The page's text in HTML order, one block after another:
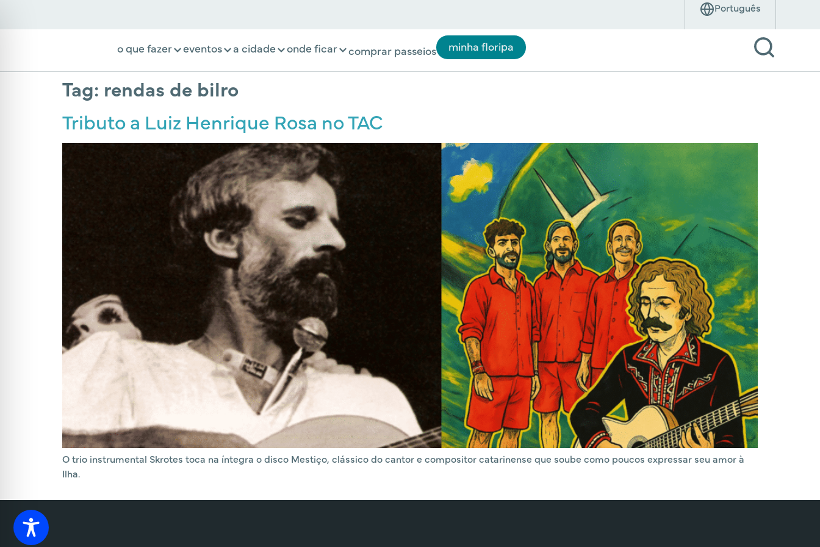
o que fazer eventos a cidade onde ficar comprar passeios minha floripa
Tag: rendas de bilro
Tributo a Luiz Henrique Rosa no TAC
O trio instrumental Skrotes toca na íntegra o disco Mestiço, clássico do cantor e compositor catarinense que soube como poucos expressar seu amor à
Ilha.